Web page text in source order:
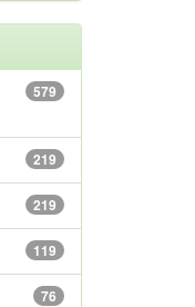
579
219
219
119
76